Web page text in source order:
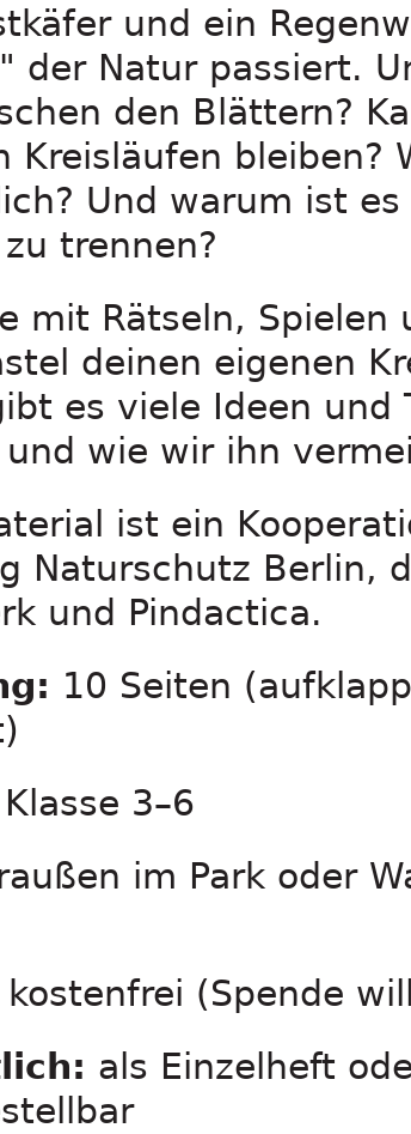
und ein
der Natur passiert.
den Blättern?
Kreisläufen bleiben?
Und warum ist
trennen?
mit Rätseln,
deinen eigenen
es viele Ideen und
wie wir ihn
ist ein
Naturschutz Berlin,
und Pindactica.
10 Seiten
Klasse 3–6
im Park oder
kostenfrei (Spende
als Einzelheft